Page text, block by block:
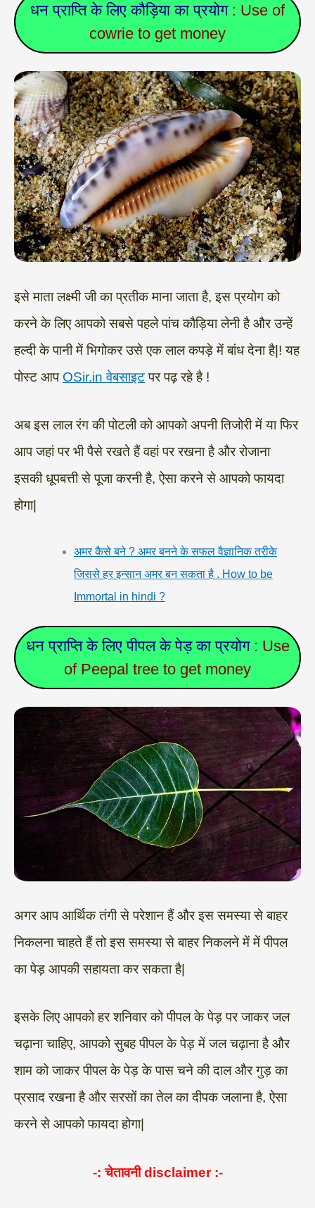
धन प्राप्ति के लिए कौड़िया का प्रयोग: Use of
cowrie to get money
इसे माता लक्ष्मी जी का प्रतीक माना जाता है, इस प्रयोग को
करने के लिए आपको सबसे पहले पांच कौड़िया लेनी है और उन्हें
हल्दी के पानी में भिगोकर उसे एक लाल कपड़े में बांध देना है|! यह
पोस्ट आप OSir.in वेबसाइटपर पढ़ रहे है !
अब इस लाल रंग की पोटली को आपको अपनी तिजोरी में या फिर
आप जहां पर भी पैसे रखते हैं वहां पर रखना है और रोजाना
इसकी धूपबत्ती से पूजा करनी है, ऐसा करने से आपको फायदा
होगा|
अमर कैसे बने ? अमर बनने के सफल वैज्ञानिक तरीके
जिससे हर इन्सान अमर बन सकता है . How to be
Immortal in hindi ?
धन प्राप्ति के लिए पीपल के पेड़ का प्रयोग : Use
of Peepal tree to get money
अगर आप आर्थिक तंगी से परेशान हैं और इस समस्या से बाहर
निकलना चाहते हैं तो इस समस्या से बाहर निकलने में में पीपल
का पेड़ आपकी सहायता कर सकता है|
इसके लिए आपको हर शनिवार को पीपल के पेड़ पर जाकर जल
चढ़ाना चाहिए, आपको सुबह पीपल के पेड़ में जल चढ़ाना है और
शाम को जाकर पीपल के पेड़ के पास चने की दाल और गुड़ का
प्रसाद रखना है और सरसों का तेल का दीपक जलाना है, ऐसा
करने से आपको फायदा होगा|
-: चेतावनीdisclaimer :-